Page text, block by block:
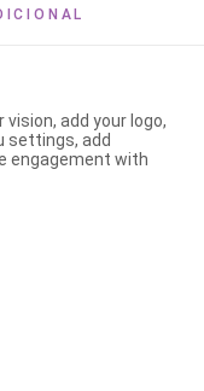
add your logo,
settings, add
engagement with